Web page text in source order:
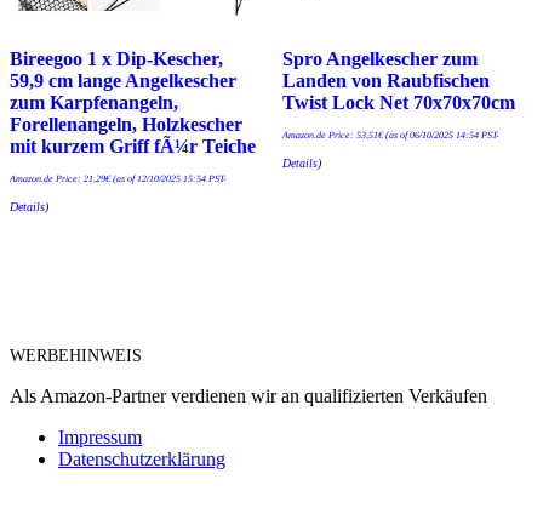
Bireegoo 1 x Dip-Kescher,
59,9 cm lange Angelkescher
zum Karpfenangeln,
Forellenangeln, Holzkescher
mit kurzem Griff fÃ¼r Teiche
Amazon.de Price: 21,29€(as of 12/10/2025 15:54 PST-
Details)
Spro Angelkescher zum
Landen von Raubfischen
Twist Lock Net 70x70x70cm
Amazon.de Price: 53,51€(as of 06/10/2025 14:54 PST-
Details)
WERBEHINWEIS
Als Amazon-Partner verdienen wir an qualifizierten Verkäufen
Impressum
Datenschutzerklärung